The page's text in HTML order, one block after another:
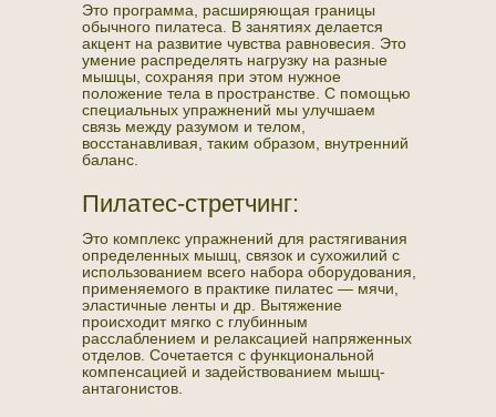
Это программа, расширяющая границы
обычного пилатеса. В занятиях делается
акцент на развитие чувства равновесия. Это
умение распределять нагрузку на разные
мышцы, сохраняя при этом нужное
положение тела в пространстве. С помощью
специальных упражнений мы улучшаем
связь между разумом и телом,
восстанавливая, таким образом, внутренний
баланс.
Это комплекс упражнений для растягивания
определенных мышц, связок и сухожилий с
использованием всего набора оборудования,
применяемого в практике пилатес — мячи,
эластичные ленты и др. Вытяжение
происходит мягко с глубинным
расслаблением и релаксацией напряженных
отделов. Сочетается с функциональной
компенсацией и задействованием мышц-
антагонистов.
Пилатес-стретчинг: